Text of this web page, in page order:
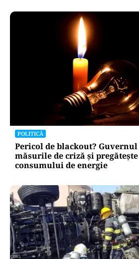
POLITICĂ
Pericol de blackout?
măsurile de criză și
consumului de energie